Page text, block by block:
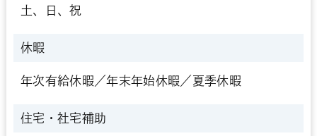
土、日、祝
休暇
年次有給休暇／年末年始休暇／夏季休暇
住宅・社宅補助